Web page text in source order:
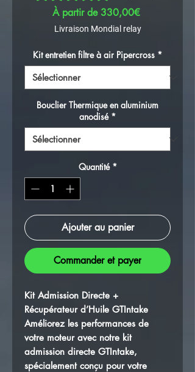
À partir de 330,00€Prix
Livraison Mondial relay
Kit entretien filtre à air Pipercross *
Bouclier Thermique en aluminium
anodisé *
Quantité *
Ajouter au panier
Commander et payer
Kit Admission Directe +
Récupérateur d’Huile GTIntake
Améliorez les performances de
votre moteur avec notre kit
admission directe GTIntake,
spécialement conçu pour votre